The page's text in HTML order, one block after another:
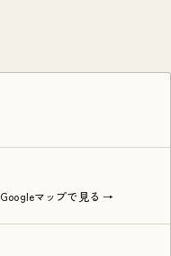
Googleマップで見る →